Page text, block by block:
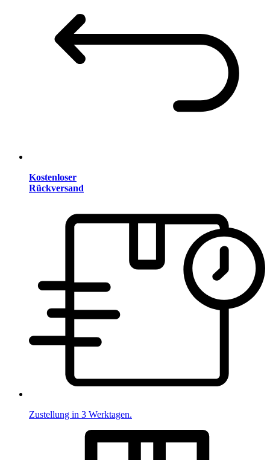
Kostenloser
Rückversand
Zustellung in 3 Werktagen.